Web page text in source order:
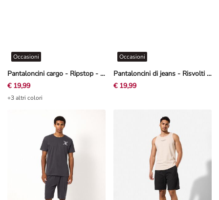
Pantaloncini cargo - Ripstop - Beige
Occasioni
€ 19,99
+3 altri colori
Pantaloncini di jeans - Risvolti fissi sul fondo gamba - blu
Occasioni
€ 19,99